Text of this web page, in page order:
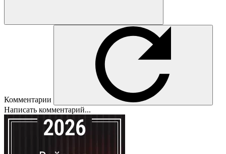
Комментарии
Написать комментарий...